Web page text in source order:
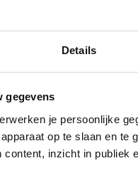
Details
gegevens
je persoonlijke
op te slaan en te
content, inzicht in